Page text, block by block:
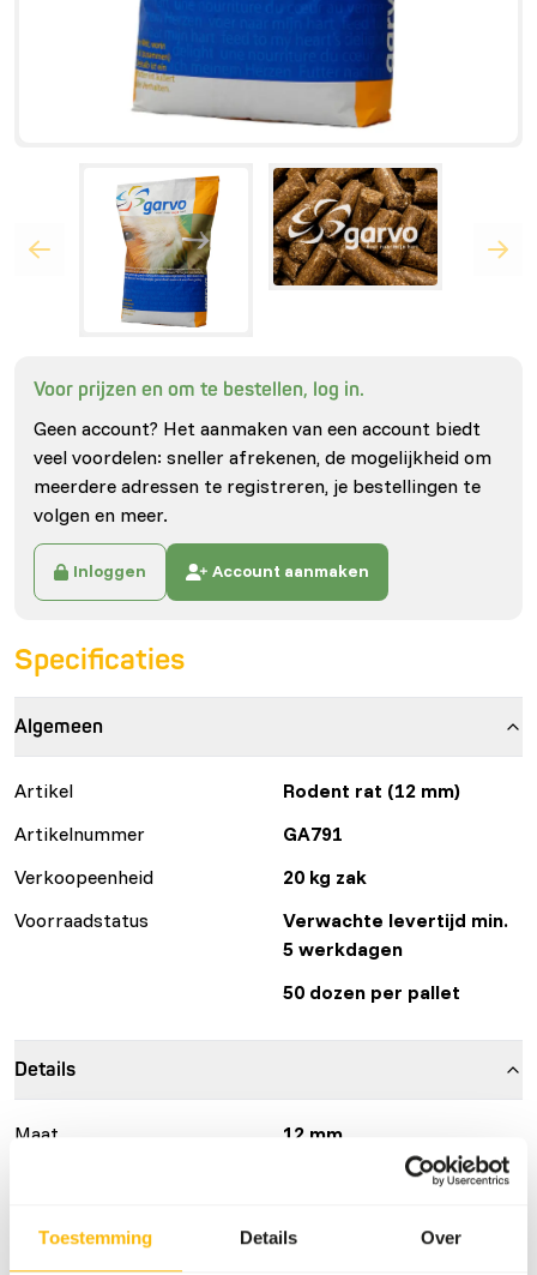
Toestemming Details Over
Voor prijzen en om te bestellen, log in.
Geen account? Het aanmaken van een account biedt
veel voordelen: sneller afrekenen, de mogelijkheid om
meerdere adressen te registreren, je bestellingen te
volgen en meer.
Inloggen Account aanmaken
Specificaties
Algemeen
Artikel
Rodent rat (12 mm)
Artikelnummer
GA791
Verkoopeenheid
20 kg zak
Voorraadstatus
Verwachte levertijd min.
5 werkdagen
50 dozen per pallet
Details
Maat
12 mm
Voedingsadvies